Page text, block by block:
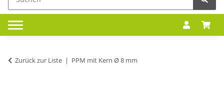
Zurück zur Liste PPM mit Kern Ø 8 mm